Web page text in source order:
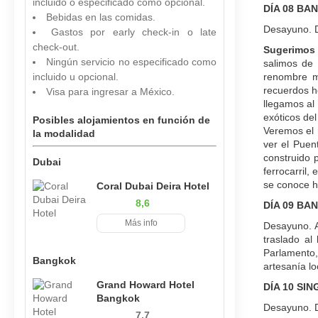
DÍA 08
Desayuno.
salimos de
renombre
recuerdos
llegamos
exóticos
Veremos
ver el
construido
ferrocarril,
se conoce
DÍA 09
Desayuno.
traslado al
artesanía
DÍA 10
Desayuno.
Bebidas en las comidas.
Gastos por early check-in o late
check-out.
Ningún servicio no especificado como
incluido u opcional.
Visa para ingresar a México.
Posibles alojamientos en función de
la modalidad
Dubai
Coral Dubai Deira Hotel
8,6
Más info
Bangkok
Grand Howard Hotel
Bangkok
7,7